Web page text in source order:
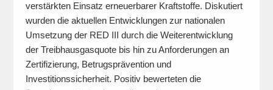
verstärkten Einsatz erneuerbarer Kraftstoffe. Diskutiert
wurden die aktuellen Entwicklungen zur nationalen
Umsetzung der RED III durch die Weiterentwicklung
der Treibhausgasquote bis hin zu Anforderungen an
Zertifizierung, Betrugsprävention und
Investitionssicherheit. Positiv bewerteten die